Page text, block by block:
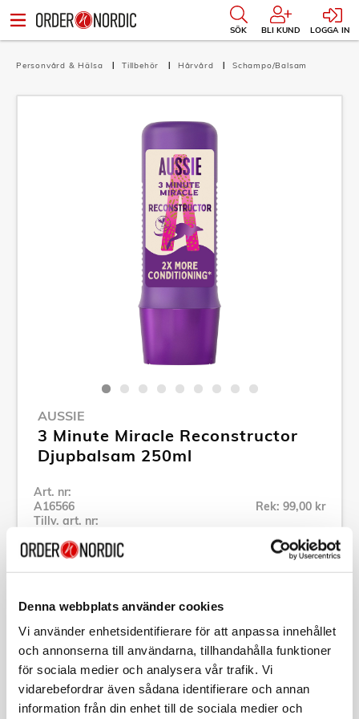
Denna webbplats använder cookies
Vi använder enhetsidentifierare för att anpassa innehållet
och annonserna till användarna, tillhandahålla funktioner
för sociala medier och analysera vår trafik. Vi
vidarebefordrar även sådana identifierare och annan
information från din enhet till de sociala medier och
SÖK BLI KUND LOGGA IN
Personvård & Hälsa Tillbehör Hårvård Schampo/Balsam
AUSSIE
3 Minute Miracle Reconstructor
Djupbalsam 250ml
Art. nr:
A16566
Tillv. art. nr:
Rek: 99,00 kr
Se alla produkter inom Aussie
Beskrivning
Art. nr:A16566